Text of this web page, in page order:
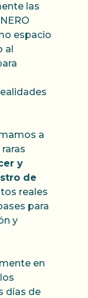
las
espacio
al
a
y
de
reales
para
y
en
días de